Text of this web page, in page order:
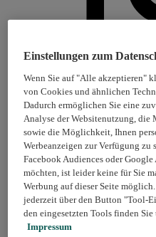
Reise Rücktritt & Abbruch
Einstellungen zum
Wenn Sie auf "Alle akzeptieren"
von Cookies und ähnlichen
Dadurch ermöglichen Sie eine
Analyse der Websitenutzung,
sowie die Möglichkeit, Ihnen
Werbeanzeigen zur Verfügung
Facebook Audiences oder
möchten, ist leider keine für Sie
Werbung auf dieser Seite
jederzeit über den Button "Tool-
den eingesetzten Tools finden Sie
Impressum